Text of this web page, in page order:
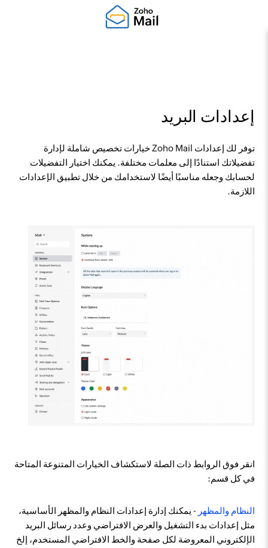
إعدادات البريد
توفر لك إعدادات Zoho Mail خيارات تخصيص شاملة لإدارة
تفضيلاتك استنادًا إلى معلمات مختلفة. يمكنك اختيار التفضيلات
لحسابك وجعله مناسبًا أيضًا لاستخدامك من خلال تطبيق الإعدادات
اللازمة.
انقر فوق الروابط ذات الصلة لاستكشاف الخيارات المتنوعة المتاحة
في كل قسم:
النظام والمظهر - يمكنك إدارة إعدادات النظام والمظهر الأساسية،
مثل إعدادات بدء التشغيل والعرض الافتراضي وعدد رسائل البريد
الإلكتروني المعروضة لكل صفحة والخط الافتراضي المستخدم، إلخ